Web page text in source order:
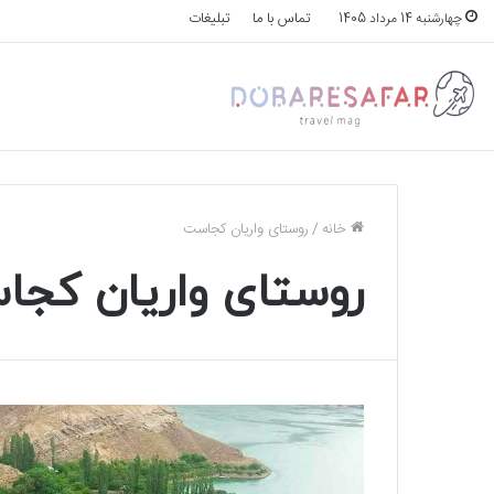
چهارشنبه 14 مرداد 1405 تماس با ما تبلیغات
خانه /روستای واریان کجاست
روستای واریان